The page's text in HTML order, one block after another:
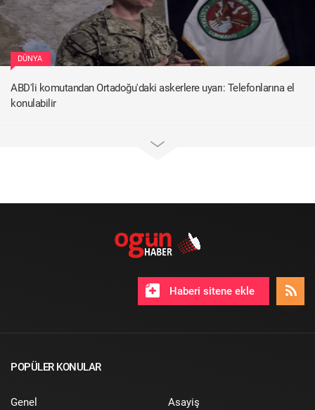
DÜNYA
ABD'li komutandan Ortadoğu'daki askerlere uyarı: Telefonlarına el
konulabilir
Haberi sitene ekle
POPÜLER KONULAR
Genel
Asayiş